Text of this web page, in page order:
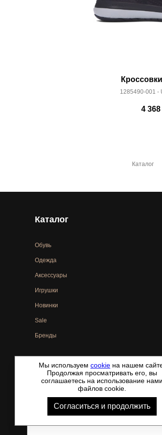
1285490-001 -
4 368
Каталог
Каталог
Обувь
Одежда
Аксессуары
Игрушки
Новинки
Sale
Бренды
©2021-2026 - ShoesTown.ru - все права
Мы используем cookie на нашем
Продолжая просматривать его, вы
соглашаетесь на использование нами
файлов cookie.
Согласиться и продолжить